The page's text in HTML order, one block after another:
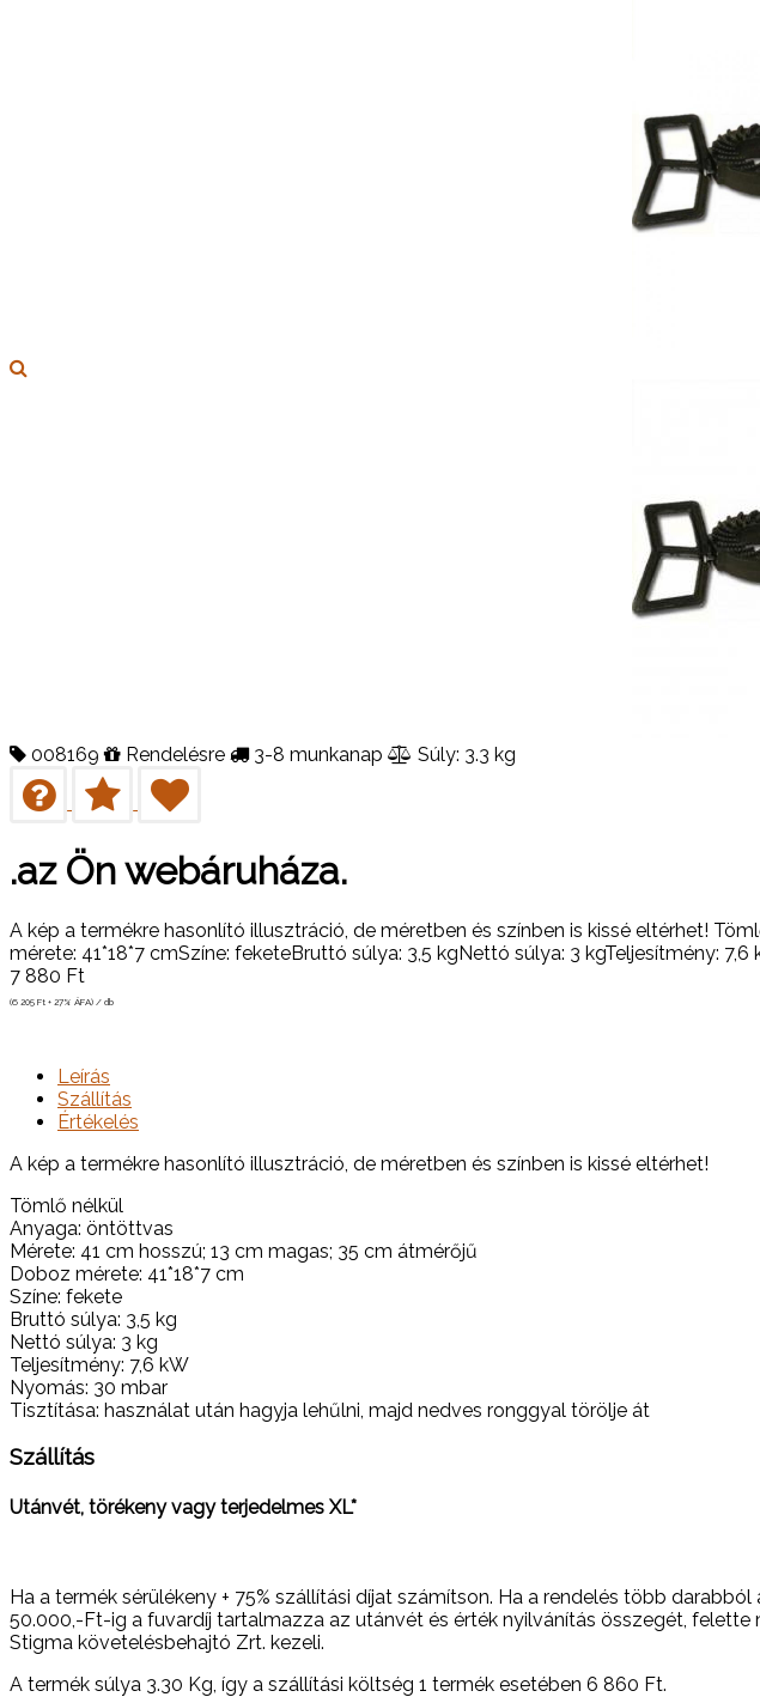
008169 Rendelésre 3-8 munkanap Súly: 3.3 kg
.az Ön webáruháza.
A kép a termékre hasonlító illusztráció, de méretben és színben is kissé eltérhet!
mérete: 41*18*7 cmSzíne: feketeBruttó súlya: 3,5 kgNettó súlya: 3 kgTeljesítmény: 7,6
7 880 Ft
(6 205 Ft + 27% ÁFA) / db
Leírás
Szállítás
Értékelés
A kép a termékre hasonlító illusztráció, de méretben és színben is kissé eltérhet!
Tömlő nélkül
Anyaga: öntöttvas
Mérete: 41 cm hosszú; 13 cm magas; 35 cm átmérőjű
Doboz mérete: 41*18*7 cm
Színe: fekete
Bruttó súlya: 3,5 kg
Nettó súlya: 3 kg
Teljesítmény: 7,6 kW
Nyomás: 30 mbar
Tisztítása: használat után hagyja lehűlni, majd nedves ronggyal törölje át
Szállítás
Utánvét, törékeny vagy terjedelmes XL*
Ha a termék sérülékeny + 75% szállítási díjat számítson. Ha a rendelés több
50.000,-Ft-ig a fuvardíj tartalmazza az utánvét és érték nyilvánítás összegét,
Stigma követelésbehajtó Zrt. kezeli.
A termék súlya 3.30 Kg, így a szállítási költség 1 termék esetében 6 860 Ft.